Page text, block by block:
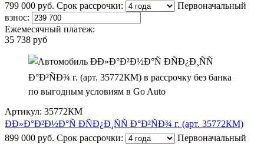
799 000 руб. Срок рассрочки:
Первоначальный
взнос:
Ежемесячный платеж:
35 738 руб
Артикул: 35772КМ
ÐÐ»Ð°Ð²Ð½Ð°Ñ ÐÑÐ¿Ð¸ÑÑ Ð°Ð²ÑÐ¾ г. (арт. 35772КМ)
899 000 руб. Срок рассрочки:
Первоначальный